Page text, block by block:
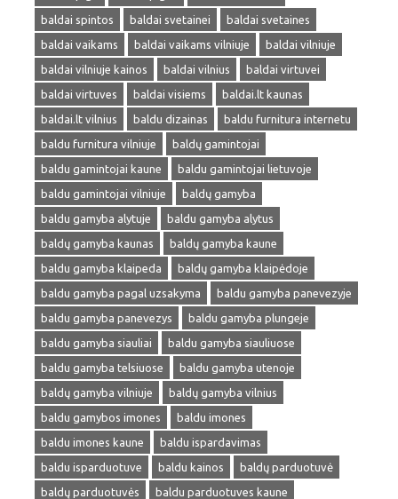
baldai spintos
baldai svetainei
baldai svetaines
baldai vaikams
baldai vaikams vilniuje
baldai vilniuje
baldai vilniuje kainos
baldai vilnius
baldai virtuvei
baldai virtuves
baldai visiems
baldai.lt kaunas
baldai.lt vilnius
baldu dizainas
baldu furnitura internetu
baldu furnitura vilniuje
baldų gamintojai
baldu gamintojai kaune
baldu gamintojai lietuvoje
baldu gamintojai vilniuje
baldų gamyba
baldu gamyba alytuje
baldu gamyba alytus
baldų gamyba kaunas
baldų gamyba kaune
baldu gamyba klaipeda
baldų gamyba klaipėdoje
baldu gamyba pagal uzsakyma
baldu gamyba panevezyje
baldu gamyba panevezys
baldu gamyba plungeje
baldu gamyba siauliai
baldu gamyba siauliuose
baldu gamyba telsiuose
baldu gamyba utenoje
baldų gamyba vilniuje
baldų gamyba vilnius
baldu gamybos imones
baldu imones
baldu imones kaune
baldu ispardavimas
baldu isparduotuve
baldu kainos
baldų parduotuvė
baldų parduotuvės
baldu parduotuves kaune